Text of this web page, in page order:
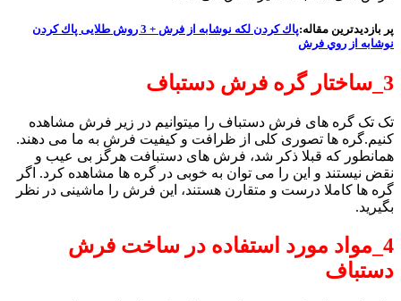
پر بازدیدترین مقاله:
پاك كردن لكه نوشابه از فرش + 3 روش طلایی پاك كردن
نوشابه از روي فرش
3_ساختار گره فرش دستباف
تک تک گره های فرش دستباف را میتوانیم در زیر فرش مشاهده
کنیم.گره ها تصوری کلی از ظرافت و کیفیت فرش به ما می دهند.
همانطور که قبلا ذکر شد، فرش های دستبافت هرگز بی عیب و
نقض نیستند و این را می توان به خوبی در گره ها مشاهده کرد. اگر
گره ها کاملا درست و متقارن هستند، این فرش را ماشینی در نظر
بگیرید.
4_مواد مورد استفاده در ساخت فرش
دستباف